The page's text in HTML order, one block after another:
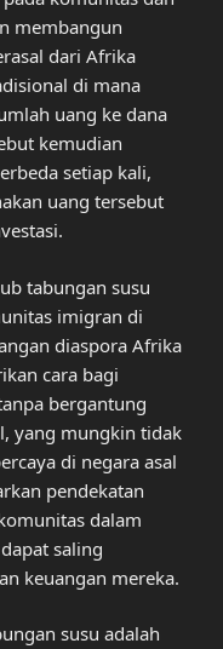
membangun
dari Afrika
di mana
uang ke dana
kemudian
setiap kali,
uang tersebut
tabungan susu
imigran di
diaspora Afrika
cara bagi
bergantung
yang mungkin tidak
di negara asal
pendekatan
dalam
saling
keuangan mereka.
susu adalah